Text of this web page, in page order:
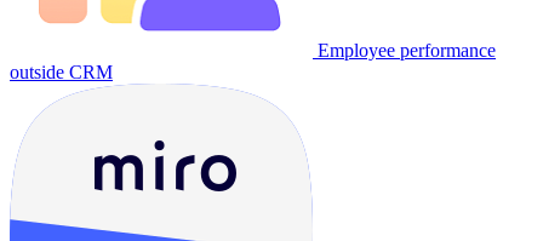
Employee performance
outside CRM